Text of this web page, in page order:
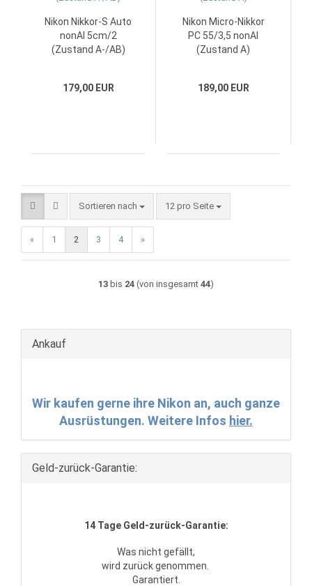
Nikon Nikkor-S Auto
nonAI 5cm/2
(Zustand A-/AB)
179,00 EUR
Nikon Micro-Nikkor
PC 55/3,5 nonAI
(Zustand A)
189,00 EUR
Sortieren nach
Sortieren nach 12 pro Seite
pro Seite
« 1 2 3 4 »
13 bis 24 (von insgesamt 44)
Ankauf
Wir kaufen gerne ihre Nikon an, auch ganze
Ausrüstungen. Weitere Infos hier.
Geld-zurück-Garantie:
14 Tage Geld-zurück-Garantie:
Was nicht gefällt,
wird zurück genommen.
Garantiert.